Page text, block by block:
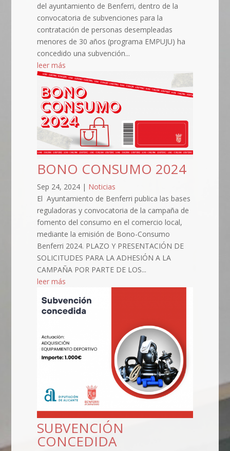
del ayuntamiento de Benferri, dentro de la
convocatoria de subvenciones para la
contratación de personas desempleadas
menores de 30 años (programa EMPUJU) ha
concedido una subvención...
leer más
BONO CONSUMO 2024
Sep 24, 2024 | Noticias
El Ayuntamiento de Benferri publica las bases
reguladoras y convocatoria de la campaña de
fomento del consumo en el comercio local,
mediante la emisión de Bono-Consumo
Benferri 2024. PLAZO Y PRESENTACIÓN DE
SOLICITUDES PARA LA ADHESIÓN A LA
CAMPAÑA POR PARTE DE LOS...
leer más
SUBVENCIÓN
CONCEDIDA